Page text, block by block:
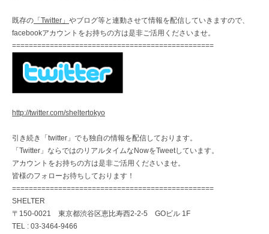
既存の 「Twitter」 やブログ等と連動させて情報を配信していきますので、
facebookアカウントをお持ちの方は是非ご活用くださいませ。
================================================
http://twitter.com/sheltertokyo
引き続き「twitter」でも独自の情報を配信しております。
「Twitter」ならではのリアルタイムなNowをTweetしています。
アカウントをお持ちの方は是非ご活用くださいませ。
皆様のフォローお待ちしております！
================================================
SHELTER
〒150-0021 東京都渋谷区恵比寿西2-2-5 GOビル 1F
TEL : 03-3464-9466